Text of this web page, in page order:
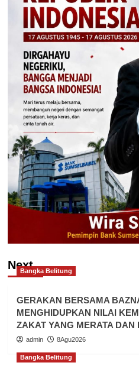
NextBangka Belitung
GERAKAN BERSAMA
MENGHIDUPKAN NILAI
ZAKAT YANG MERATA DAN
admin 8Agu2026
Bangka Belitung